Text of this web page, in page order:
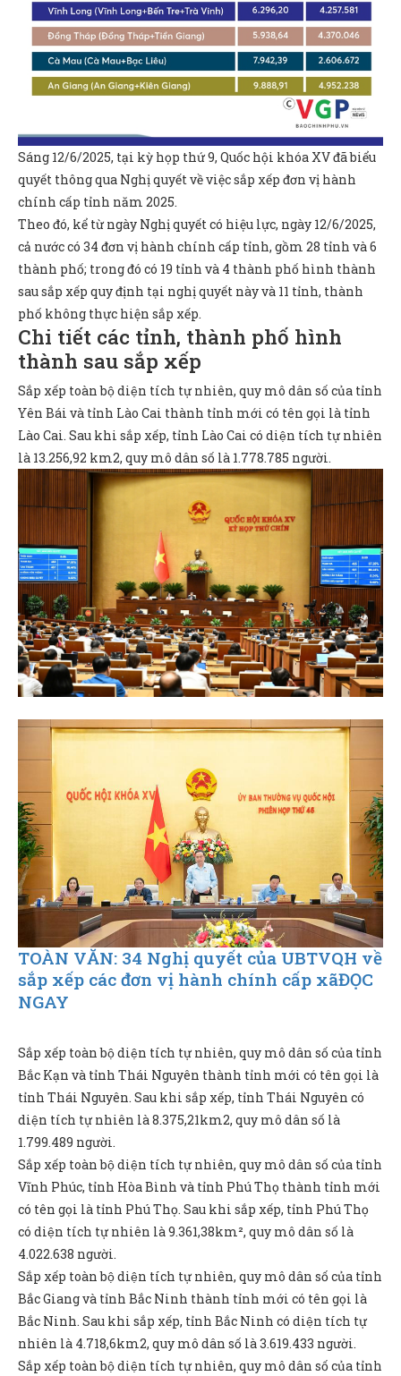
Sáng 12/6/2025, tại kỳ họp thứ 9, Quốc hội khóa XV đã biểu
quyết thông qua Nghị quyết về việc sắp xếp đơn vị hành
chính cấp tỉnh năm 2025.
Theo đó, kể từ ngày Nghị quyết có hiệu lực, ngày 12/6/2025,
cả nước có 34 đơn vị hành chính cấp tỉnh, gồm 28 tỉnh và 6
thành phố; trong đó có 19 tỉnh và 4 thành phố hình thành
sau sắp xếp quy định tại nghị quyết này và 11 tỉnh, thành
phố không thực hiện sắp xếp.
Chi tiết các tỉnh, thành phố hình
thành sau sắp xếp
Sắp xếp toàn bộ diện tích tự nhiên, quy mô dân số của tỉnh
Yên Bái và tỉnh Lào Cai thành tỉnh mới có tên gọi là tỉnh
Lào Cai. Sau khi sắp xếp, tỉnh Lào Cai có diện tích tự nhiên
là 13.256,92 km2, quy mô dân số là 1.778.785 người.
TOÀN VĂN: 34 Nghị quyết của UBTVQH về
sắp xếp các đơn vị hành chính cấp xãĐỌC
NGAY
Sắp xếp toàn bộ diện tích tự nhiên, quy mô dân số của tỉnh
Bắc Kạn và tỉnh Thái Nguyên thành tỉnh mới có tên gọi là
tỉnh Thái Nguyên. Sau khi sắp xếp, tỉnh Thái Nguyên có
diện tích tự nhiên là 8.375,21km2, quy mô dân số là
1.799.489 người.
Sắp xếp toàn bộ diện tích tự nhiên, quy mô dân số của tỉnh
Vĩnh Phúc, tỉnh Hòa Bình và tỉnh Phú Thọ thành tỉnh mới
có tên gọi là tỉnh Phú Thọ. Sau khi sắp xếp, tỉnh Phú Thọ
có diện tích tự nhiên là 9.361,38km², quy mô dân số là
4.022.638 người.
Sắp xếp toàn bộ diện tích tự nhiên, quy mô dân số của tỉnh
Bắc Giang và tỉnh Bắc Ninh thành tỉnh mới có tên gọi là
Bắc Ninh. Sau khi sắp xếp, tỉnh Bắc Ninh có diện tích tự
nhiên là 4.718,6km2, quy mô dân số là 3.619.433 người.
Sắp xếp toàn bộ diện tích tự nhiên, quy mô dân số của tỉnh